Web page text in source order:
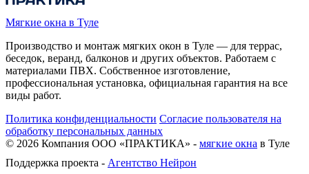
Мягкие окна в Туле
Производство и монтаж мягких окон в Туле — для террас,
беседок, веранд, балконов и других объектов. Работаем с
материалами ПВХ. Собственное изготовление,
профессиональная установка, официальная гарантия на все
виды работ.
Политика конфиденциальности Согласие пользователя на
обработку персональных данных
© 2026 Компания ООО «ПРАКТИКА» - мягкие окна в Туле
Поддержка проекта - Агентство Нейрон